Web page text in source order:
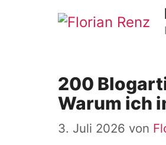
200
Warum ich
3. Juli 2026 von